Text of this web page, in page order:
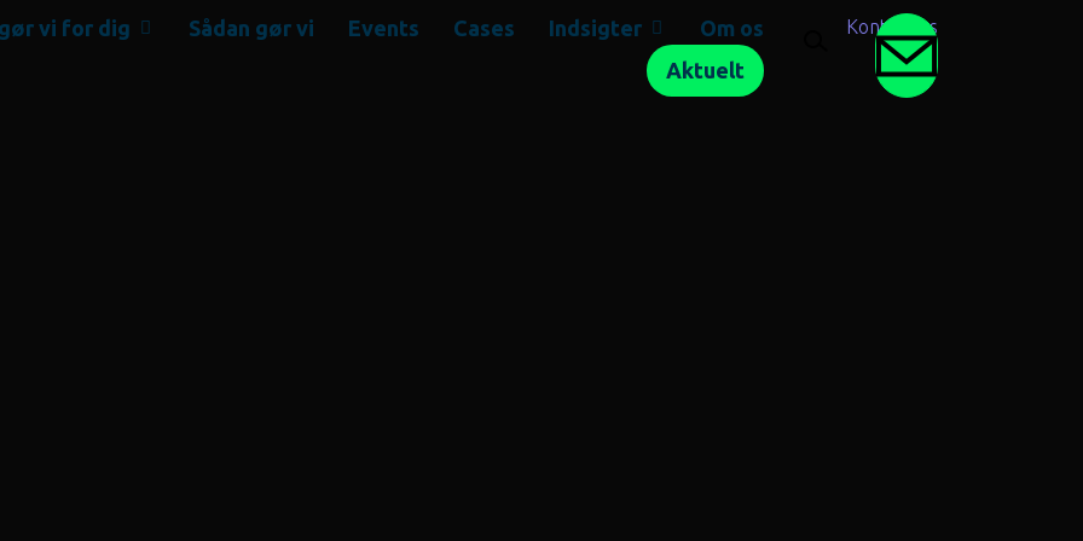
vi for dig Sådan gør vi Events Cases Indsigter
Om os
Aktuelt
Search for:
SEARCH BUTTON
Kontakt os